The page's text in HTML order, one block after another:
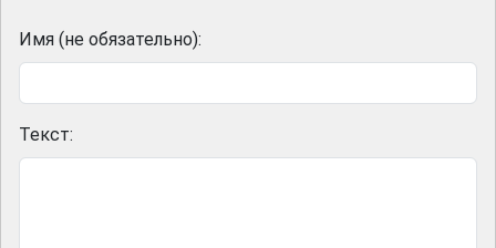
Имя (не обязательно):
Текст: